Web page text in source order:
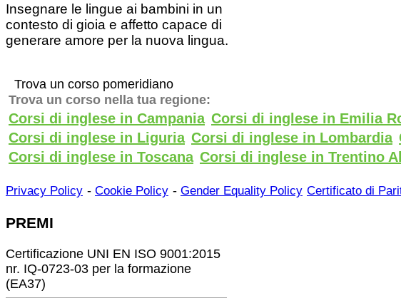
Insegnare le lingue ai bambini in un
contesto di gioia e affetto capace di
generare amore per la nuova lingua.
Trova un corso pomeridiano
Trova un corso nella tua regione:
Corsi di inglese in Campania Corsi di inglese in Emilia
Corsi di inglese in Liguria Corsi di inglese in Lombardia
Corsi di inglese in Toscana Corsi di inglese in Trentino
Privacy Policy - Cookie Policy - Gender Equality Policy Certificato di
PREMI
Certificazione UNI EN ISO 9001:2015
nr. IQ-0723-03 per la formazione
(EA37)